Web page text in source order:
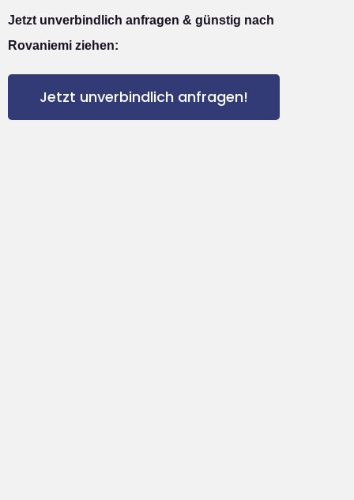
Jetzt unverbindlich anfragen & günstig nach
Rovaniemi ziehen:
Jetzt unverbindlich anfragen!